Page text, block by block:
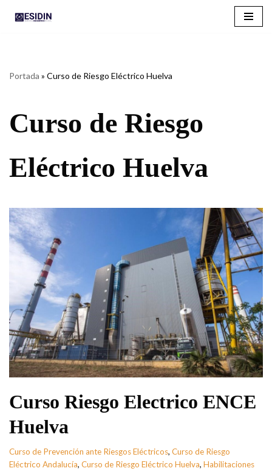
Portada » Curso de Riesgo Eléctrico Huelva
Curso de Riesgo
Eléctrico Huelva
Curso Riesgo Electrico ENCE
Huelva
Curso de Prevención ante Riesgos Eléctricos, Curso de Riesgo
Eléctrico Andalucía, Curso de Riesgo Eléctrico Huelva, Habilitaciones